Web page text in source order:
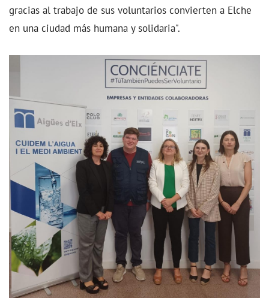
gracias al trabajo de sus voluntarios convierten a Elche
en una ciudad más humana y solidaria".